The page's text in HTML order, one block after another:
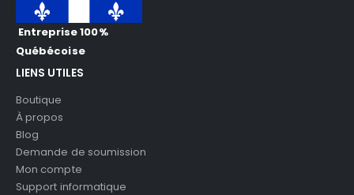
Entreprise 100%
Québécoise
LIENS UTILES
Boutique
À propos
Blog
Demande de soumission
Mon compte
Support informatique